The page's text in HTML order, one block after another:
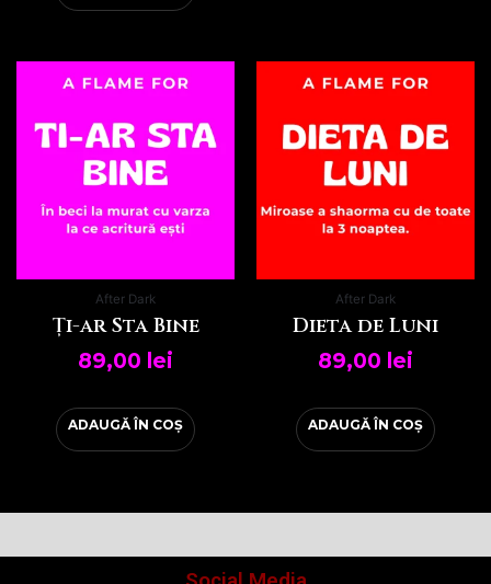
After Dark
Ți-ar Sta Bine
89,00 lei
ADAUGĂ ÎN COȘ
After Dark
Dieta de Luni
89,00 lei
ADAUGĂ ÎN COȘ